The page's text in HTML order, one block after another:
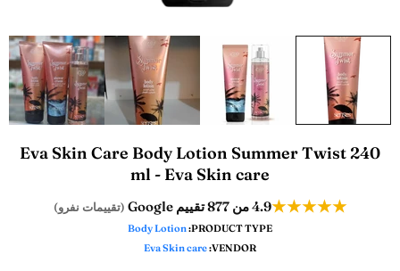
Eva Skin Care Body Lotion Summer Twist 240
ml - Eva Skin care
★★★★★
4.9من 877 تقييم Google (تقييمات نفرو)
PRODUCT TYPE:
Body Lotion
VENDOR:
Eva Skin care